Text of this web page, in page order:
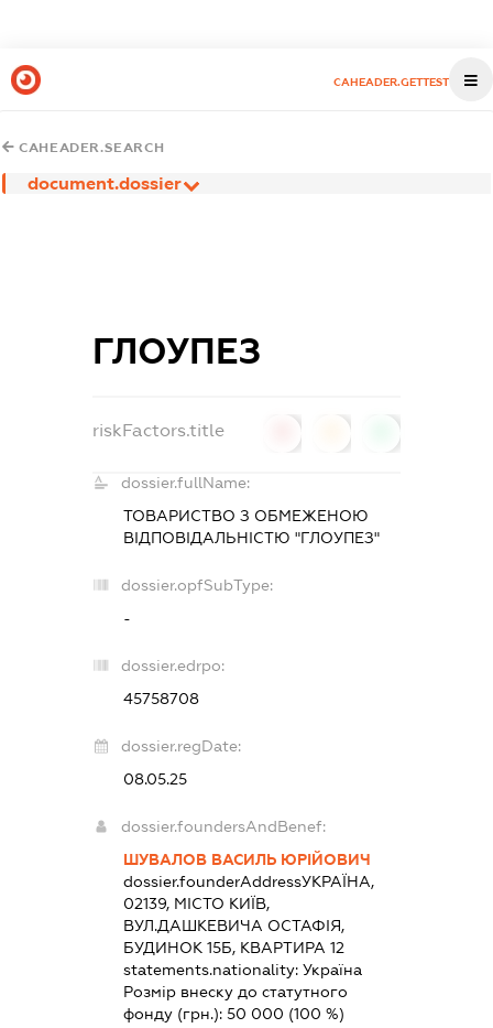
CAHEADER.GETTEST
CAHEADER.SEARCH
document.dossier
ГЛОУПЕЗ
riskFactors.title
dossier.fullName:
ТОВАРИСТВО З ОБМЕЖЕНОЮ
ВІДПОВІДАЛЬНІСТЮ "ГЛОУПЕЗ"
dossier.opfSubType:
-
dossier.edrpo:
45758708
dossier.regDate:
08.05.25
dossier.foundersAndBenef:
ШУВАЛОВ ВАСИЛЬ ЮРІЙОВИЧ
dossier.founderAddressУКРАЇНА,
02139, МІСТО КИЇВ,
ВУЛ.ДАШКЕВИЧА ОСТАФІЯ,
БУДИНОК 15Б, КВАРТИРА 12
statements.nationality: Україна
Розмір внеску до статутного
фонду (грн.): 50 000 (100 %)